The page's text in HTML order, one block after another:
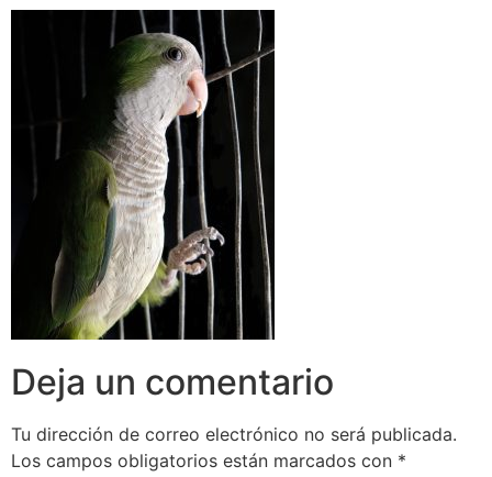
Deja un comentario
Tu dirección de correo electrónico no será publicada.
Los campos obligatorios están marcados con *